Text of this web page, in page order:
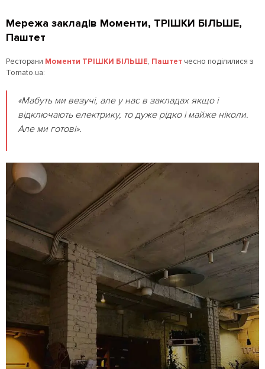
Мережа закладів Моменти, ТРІШКИ БІЛЬШЕ,
Паштет
Ресторани Моменти ТРІШКИ БІЛЬШЕ, Паштет чесно поділилися з
Tomato.ua:
«Мабуть ми везучі, але у нас в закладах якщо і
відключають електрику, то дуже рідко і майже ніколи.
Але ми готові».